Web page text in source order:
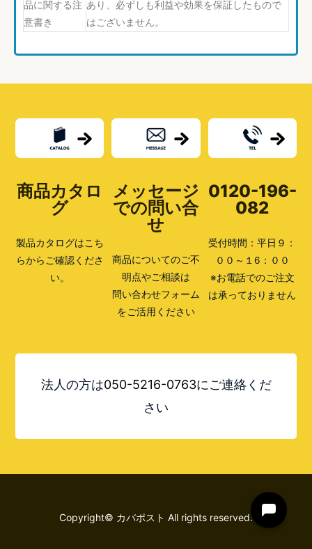
品に関する注
意書き
あり、必ずしも利益や効果を保証したもので
はございません。
商品カタロ
グ
製品カタログはこち
らからご確認くださ
い。
メッセージ
での問い合
せ
商品についてのご不
明点やご相談は
問い合わせフォーム
をご活用ください
0120-196-
082
受付時間：平日９：
００～１6：００
※お電話でのご注文
は承っておりません
法人の方は050-5216-0763にご連絡くだ
さい
Copyright© カバポスト All rights reserved.